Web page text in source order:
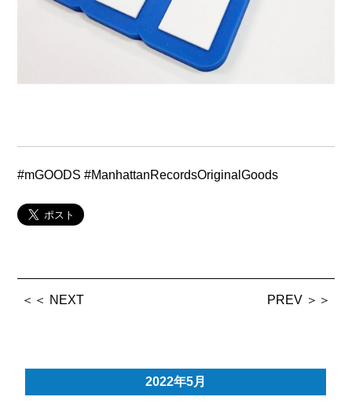
#mGOODS #ManhattanRecordsOriginalGoods
＜＜ NEXT PREV ＞＞
2022年5月